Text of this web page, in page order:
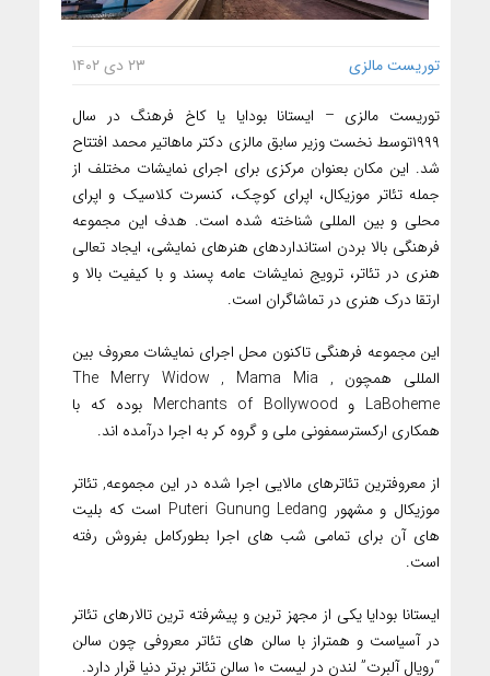
توریست مالزی ۲۳ دی ۱۴۰۲
توریست مالزی – ایستانا بودایا یا کاخ فرهنگ در سال
۱۹۹۹توسط نخست وزیر سابق مالزی دکتر ماهاتیر محمد افتتاح
شد. این مکان بعنوان مرکزی برای اجرای نمایشات مختلف از
جمله تئاتر موزیکال، اپرای کوچک، کنسرت کلاسیک و اپرای
محلی و بین المللی شناخته شده است. هدف این مجموعه
فرهنگی بالا بردن استانداردهای هنرهای نمایشی، ایجاد تعالی
هنری در تئاتر، ترویج نمایشات عامه پسند و با کیفیت بالا و
ارتقا درک هنری در تماشاگران است.
این مجموعه فرهنگی تاکنون محل اجرای نمایشات معروف بین
المللی همچون The Merry Widow , Mama Mia ,
LaBoheme و Merchants of Bollywood بوده که با
همکاری ارکسترسمفونی ملی و گروه کر به اجرا درآمده اند.
از معروفترین تئاترهای مالایی اجرا شده در این مجموعه, تئاتر
موزیکال و مشهور Puteri Gunung Ledang است که بلیت
های آن برای تمامی شب های اجرا بطورکامل بفروش رفته
است.
ایستانا بودایا یکی از مجهز ترین و پیشرفته ترین تالارهای تئاتر
در آسیاست و همتراز با سالن های تئاتر معروفی چون سالن
“رویال آلبرت” لندن در لیست ۱۰ سالن تئاتر برتر دنیا قرار دارد.